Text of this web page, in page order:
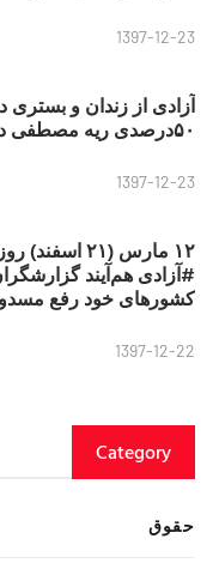
1397-12-23
آزادی از زندان و بستری
۵۰درصدی ریه مصطفی دانشجو
1397-12-23
۱۲ مارس (۲۱
کشورهای خود رفع
1397-12-22
Category
حقوق